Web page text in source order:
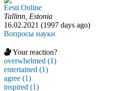
Eesti Online
Tallinn, Estonia
16.02.2021 (1997 days ago)
Вопросы науки
Your reaction?
overwhelmed (1)
entertained (1)
agree (1)
inspired (1)